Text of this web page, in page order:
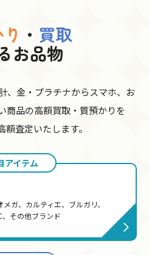
・ 買取
お品物
、金・プラチナからスマホ、お
商品の高額買取・質預かりを
査定いたします。
アイテム
ガ、カルティエ、ブルガリ、
、その他ブランド